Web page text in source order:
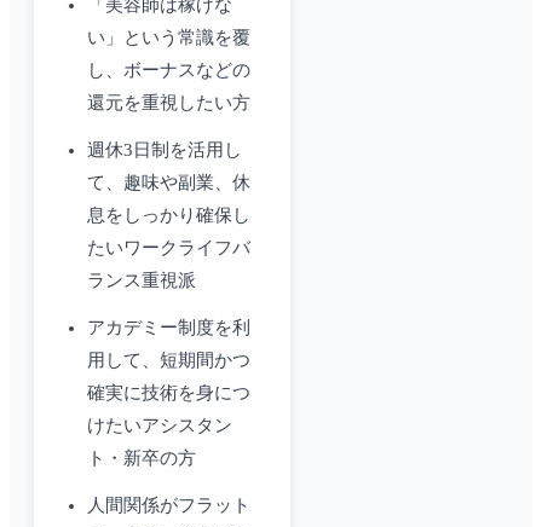
「美容師は稼げな
い」という常識を覆
し、ボーナスなどの
還元を重視したい方
週休3日制を活用し
て、趣味や副業、休
息をしっかり確保し
たいワークライフバ
ランス重視派
アカデミー制度を利
用して、短期間かつ
確実に技術を身につ
けたいアシスタン
ト・新卒の方
人間関係がフラット